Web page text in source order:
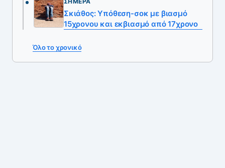
Σκιάθος: Υπόθεση-σοκ με βιασμό
15χρονου και εκβιασμό από 17χρονο
Όλο το χρονικό